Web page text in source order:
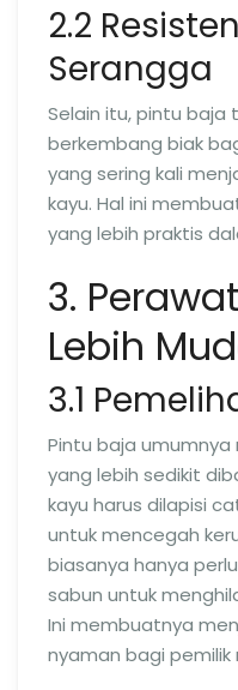
2.2
Serangga
Selain itu, pintu
berkembang biak
yang sering kali
kayu. Hal ini
yang lebih praktis
3.
Lebih
3.1
Pintu baja
yang lebih sedikit
kayu harus dilapisi
untuk mencegah
biasanya hanya
sabun untuk
Ini membuatnya
nyaman bagi pemilik